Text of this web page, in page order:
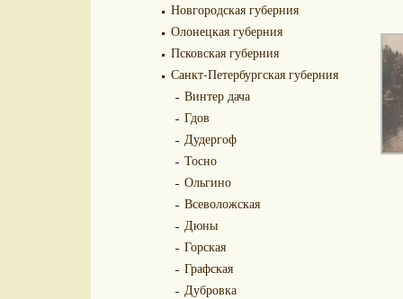
Новгородская губерния
Олонецкая губерния
Псковская губерния
Санкт-Петербургская губерния
Винтер дача
Гдов
Дудергоф
Тосно
Ольгино
Всеволожская
Дюны
Горская
Графская
Дубровка